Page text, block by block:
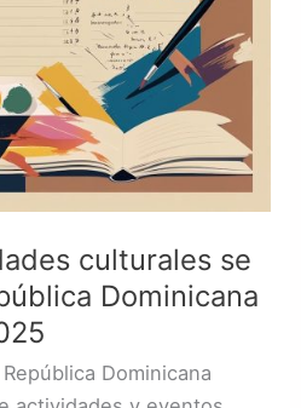
culturales se
Dominicana
Dominicana